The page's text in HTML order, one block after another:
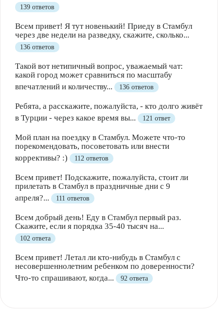
139 ответов
Всем привет! Я тут новенький! Приеду в Стамбул
через две недели на разведку, скажите, сколько...
136 ответов
Такой вот нетипичный вопрос, уважаемый чат:
какой город может сравниться по масштабу
впечатлений и количеству...
136 ответов
Ребята, а расскажите, пожалуйста, - кто долго живёт
в Турции - через какое время вы...
121 ответ
Мой план на поездку в Стамбул. Можете что-то
порекомендовать, посоветовать или внести
коррективы? :)
112 ответов
Всем привет! Подскажите, пожалуйста, стоит ли
прилетать в Стамбул в праздничные дни с 9
апреля?...
111 ответов
Всем добрый день! Еду в Стамбул первый раз.
Скажите, если я порядка 35-40 тысяч на...
102 ответа
Всем привет! Летал ли кто-нибудь в Стамбул с
несовершеннолетним ребенком по доверенности?
Что-то спрашивают, когда...
92 ответа